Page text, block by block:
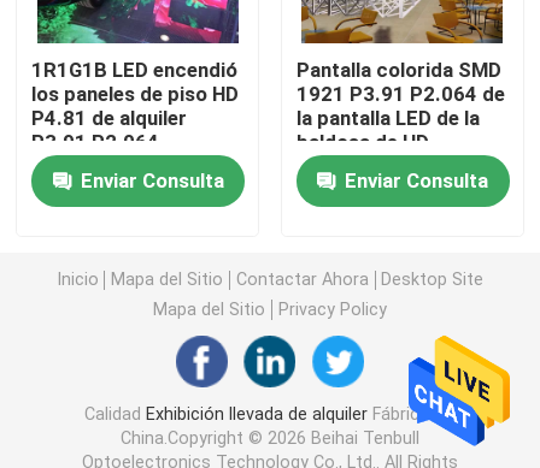
Pantalla al aire libre de la pantalla LED
Pantalla del estadio LED
pantalla led de interior
Pantalla curvada del LED
Módulos de la pantalla del LED
1R1G1B LED encendió
los paneles de piso HD
P4.81 de alquiler
P3.91 P2.064
Enviar Consulta
Pantalla colorida SMD
1921 P3.91 P2.064 de
la pantalla LED de la
baldosa de HD
Enviar Consulta
Inicio Mapa del Sitio Contactar Ahora
Desktop Site
Mapa del Sitio
Privacy Policy
Calidad Exhibición llevada de alquiler Fábrica De
China.Copyright © 2026 Beihai Tenbull
Optoelectronics Technology Co., Ltd.. All Rights